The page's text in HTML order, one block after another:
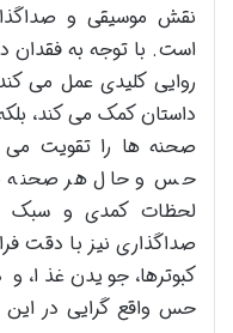
نقش موسیقی و
است. با توجه به فقدان
روایی کلیدی عمل می
داستان کمک می کند،
صحنه ها را تقویت می
حس و حال هر صحنه
لحظات کمدی و سبک
صداگذاری نیز با دقت
کبوترها، جویدن غذا،
حس واقع گرایی در